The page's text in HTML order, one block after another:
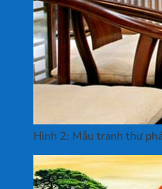
Hình 2: Mẫu tranh thư